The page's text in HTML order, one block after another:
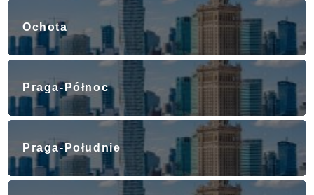
Ochota
Praga-Północ
Praga-Południe